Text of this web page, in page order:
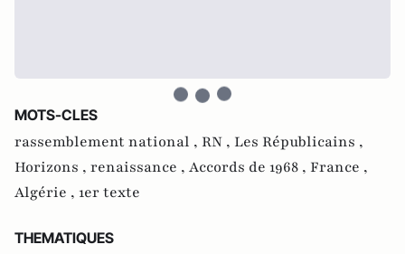
MOTS-CLES
rassemblement national , RN , Les Républicains ,
Horizons , renaissance , Accords de 1968 , France ,
Algérie , 1er texte
THEMATIQUES